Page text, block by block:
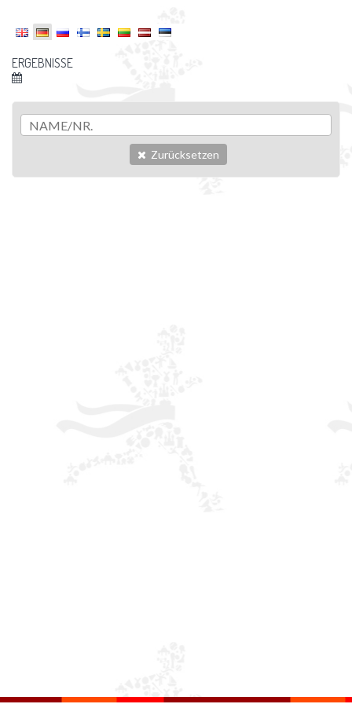
ERGEBNISSE
Zurücksetzen